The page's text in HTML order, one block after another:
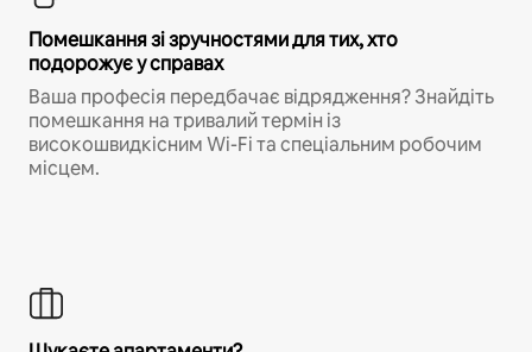
Помешкання зі зручностями для тих, хто
подорожує у справах
Ваша професія передбачає відрядження? Знайдіть
помешкання на тривалий термін із
високошвидкісним Wi-Fi та спеціальним робочим
місцем.